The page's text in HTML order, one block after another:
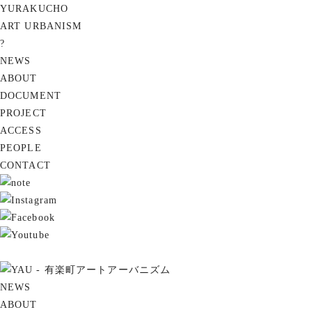
YURAKUCHO
ART URBANISM
?
NEWS
ABOUT
DOCUMENT
PROJECT
ACCESS
PEOPLE
CONTACT
NEWS
ABOUT